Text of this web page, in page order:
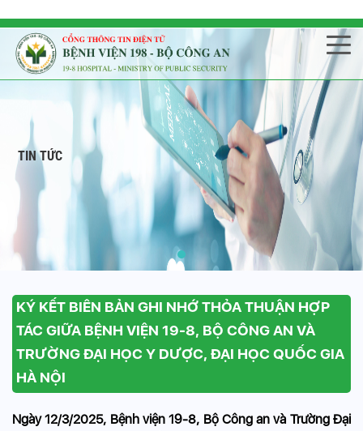
TIN TỨC
KÝ KẾT BIÊN BẢN GHI NHỚ THỎA THUẬN HỢP
TÁC GIỮA BỆNH VIỆN 19-8, BỘ CÔNG AN VÀ
TRƯỜNG ĐẠI HỌC Y DƯỢC, ĐẠI HỌC QUỐC GIA
HÀ NỘI
Ngày 12/3/2025, Bệnh viện 19-8, Bộ Công an và Trường Đại